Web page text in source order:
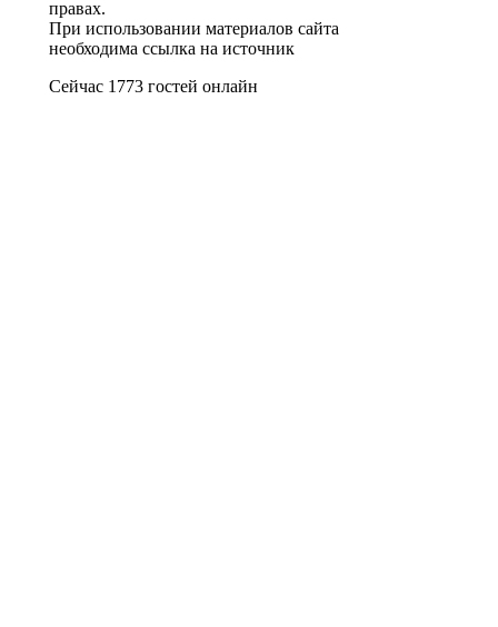
правах.
При использовании материалов сайта
необходима ссылка на источник
Сейчас 1773 гостей онлайн